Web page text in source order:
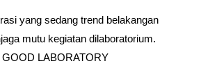
yang sedang trend belakangan
mutu kegiatan dilaboratorium.
GOOD LABORATORY